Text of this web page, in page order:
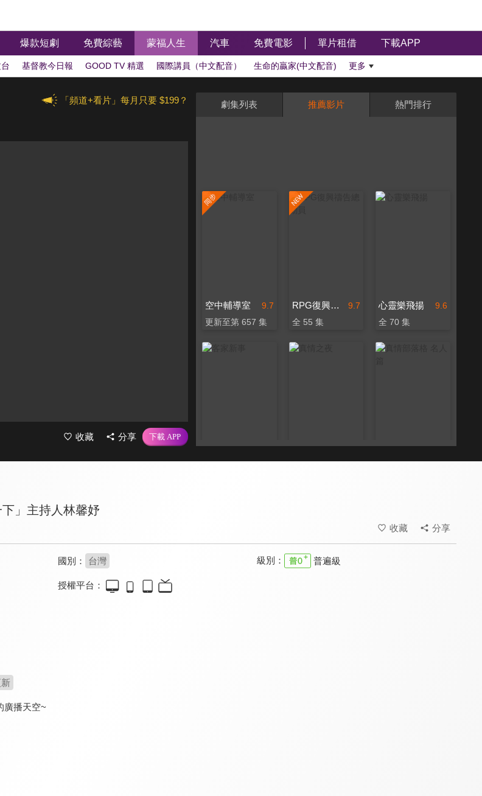
爆款短劇 免費綜藝 蒙福人生 汽車 免費電影 單片租借 下載APP
基督教今日報 GOOD TV 精選 國際講員（中文配音） 生命的贏家(中文配音) 更多
「頻道+看片」每月只要 $199？
收藏 分享
劇集列表 推薦影片 熱門排行
9.7
空中輔導室
更新至第 657 集
9.7
RPG復興禱告總動員
全 55 集
9.6
心靈樂飛揚
全 70 集
」主持人林馨妤
收藏 分享
國別： 台灣 級別： 普遍級
授權平台：
廣播天空~